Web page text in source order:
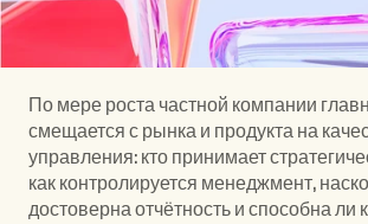
По мере роста частной компании
смещается с рынка и продукта на
управления: кто принимает
как контролируется менеджмент,
достоверна отчётность и способна ли